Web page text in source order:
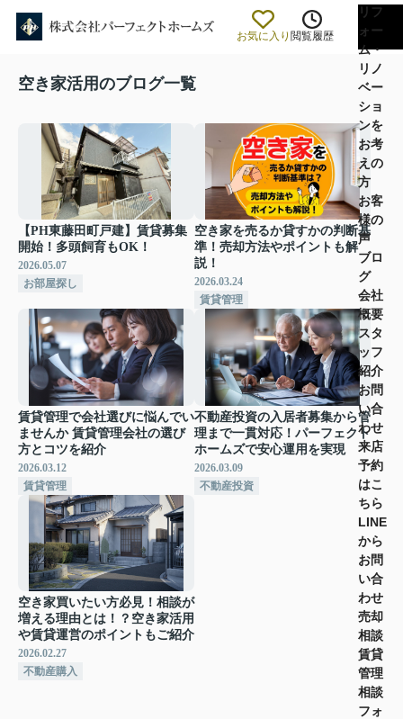
お気に入り 閲覧履歴
リフ
ォー
ム・
リノ
ベー
ショ
ンを
お考
えの
方
お客
様の
声
ブロ
グ
会社
概要
スタ
ッフ
紹介
お問
い合
わせ
来店
予約
はこ
ちら
LINE
から
お問
い合
わせ
売却
相談
賃貸
管理
相談
フォ
空き家活用のブログ一覧
【PH東藤田町戸建】賃貸募集
開始！多頭飼育もOK！
2026.05.07
お部屋探し
空き家を売るか貸すかの判断基
準！売却方法やポイントも解
説！
2026.03.24
賃貸管理
賃貸管理で会社選びに悩んでい
ませんか 賃貸管理会社の選び
方とコツを紹介
2026.03.12
賃貸管理
不動産投資の入居者募集から管
理まで一貫対応！パーフェクト
ホームズで安心運用を実現
2026.03.09
不動産投資
空き家買いたい方必見！相談が
増える理由とは！？空き家活用
や賃貸運営のポイントもご紹介
2026.02.27
不動産購入